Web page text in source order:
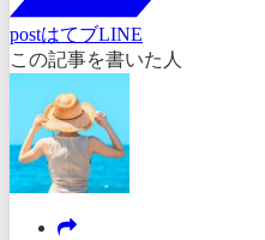
postはてブLINE
この記事を書いた人